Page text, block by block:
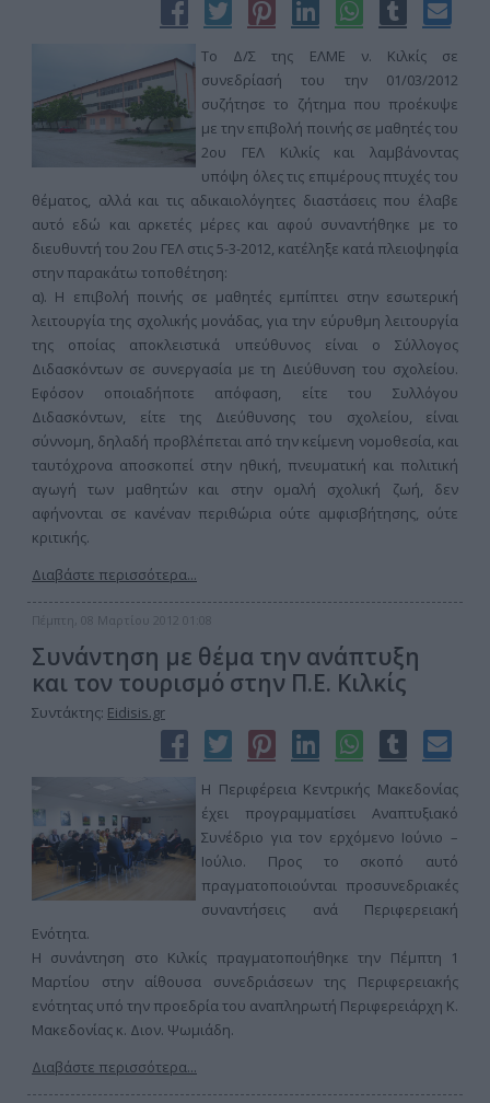
Το Δ/Σ της ΕΛΜΕ ν. Κιλκίς σε
συνεδρίασή του την 01/03/2012
συζήτησε το ζήτημα που προέκυψε
με την επιβολή ποινής σε μαθητές του
2ου ΓΕΛ Κιλκίς και λαμβάνοντας
υπόψη όλες τις επιμέρους πτυχές του
θέματος, αλλά και τις αδικαιολόγητες διαστάσεις που έλαβε
αυτό εδώ και αρκετές μέρες και αφού συναντήθηκε με το
διευθυντή του 2ου ΓΕΛ στις 5-3-2012, κατέληξε κατά πλειοψηφία
στην παρακάτω τοποθέτηση:
α). Η επιβολή ποινής σε μαθητές εμπίπτει στην εσωτερική
λειτουργία της σχολικής μονάδας, για την εύρυθμη λειτουργία
της οποίας αποκλειστικά υπεύθυνος είναι ο Σύλλογος
Διδασκόντων σε συνεργασία με τη Διεύθυνση του σχολείου.
Εφόσον οποιαδήποτε απόφαση, είτε του Συλλόγου
Διδασκόντων, είτε της Διεύθυνσης του σχολείου, είναι
σύννομη, δηλαδή προβλέπεται από την κείμενη νομοθεσία, και
ταυτόχρονα αποσκοπεί στην ηθική, πνευματική και πολιτική
αγωγή των μαθητών και στην ομαλή σχολική ζωή, δεν
αφήνονται σε κανέναν περιθώρια ούτε αμφισβήτησης, ούτε
κριτικής.
Διαβάστε περισσότερα...
Πέμπτη, 08 Μαρτίου 2012 01:08
Συνάντηση με θέμα την ανάπτυξη
και τον τουρισμό στην Π.Ε. Κιλκίς
Συντάκτης: Eidisis.gr
Η Περιφέρεια Κεντρικής Μακεδονίας
έχει προγραμματίσει Αναπτυξιακό
Συνέδριο για τον ερχόμενο Ιούνιο –
Ιούλιο. Προς το σκοπό αυτό
πραγματοποιούνται προσυνεδριακές
συναντήσεις ανά Περιφερειακή
Ενότητα.
Η συνάντηση στο Κιλκίς πραγματοποιήθηκε την Πέμπτη 1
Μαρτίου στην αίθουσα συνεδριάσεων της Περιφερειακής
ενότητας υπό την προεδρία του αναπληρωτή Περιφερειάρχη Κ.
Μακεδονίας κ. Διον. Ψωμιάδη.
Διαβάστε περισσότερα...